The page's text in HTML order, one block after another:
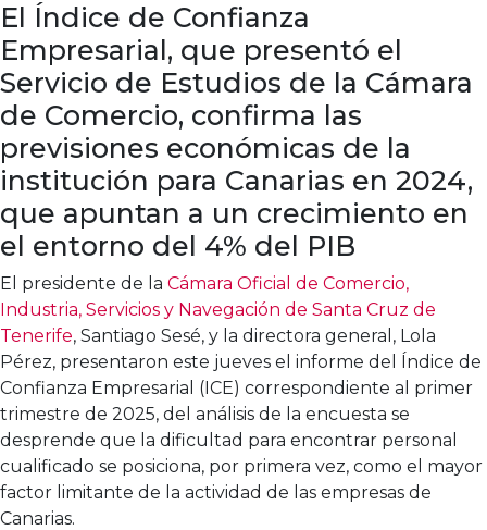
El Índice de Confianza
Empresarial, que presentó el
Servicio de Estudios de la Cámara
de Comercio, confirma las
previsiones económicas de la
institución para Canarias en 2024,
que apuntan a un crecimiento en
el entorno del 4% del PIB
El presidente de la Cámara Oficial de Comercio,
Industria, Servicios y Navegación de Santa Cruz de
Tenerife, Santiago Sesé, y la directora general, Lola
Pérez, presentaron este jueves el informe del Índice de
Confianza Empresarial (ICE) correspondiente al primer
trimestre de 2025, del análisis de la encuesta se
desprende que la dificultad para encontrar personal
cualificado se posiciona, por primera vez, como el mayor
factor limitante de la actividad de las empresas de
Canarias.